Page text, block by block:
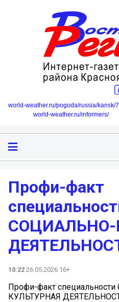
world-weather.ru/pogoda/russia/kansk/
world-weather.ru/informers/
Профи-факт
СОЦИАЛЬНО-
10:22 26.05.2026 16+
Профи-факт
КУЛЬТУРНАЯ